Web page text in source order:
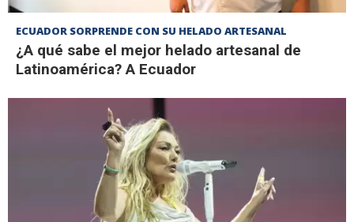
ECUADOR SORPRENDE CON SU HELADO ARTESANAL
¿A qué sabe el mejor helado artesanal de
Latinoamérica? A Ecuador